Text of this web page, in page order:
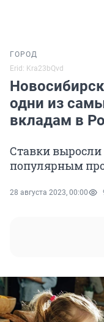
ГОРОД
Erid: Kra23bQvd
одни из
вкладам в
Ставки выросли
популярным
28 августа 2023, 00:00